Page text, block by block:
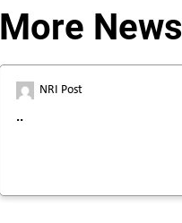
More News
NRI Post
..